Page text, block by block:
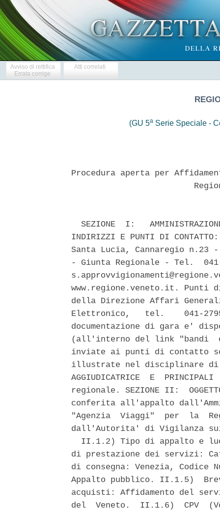
Avviso di rettifica
Errata corrige
Atti correlati
(GU 5a Serie Speciale -
Procedura aperta per
SEZIONE  I:
INDIRIZZI E PUNTI DI
Santa Lucia, Cannaregio n.23
- Giunta Regionale - Tel.
www.regione.veneto.it. Punti
della Direzione Affari
Elettronico,   tel.    041-
documentazione di gara e'
(all'interno del link "bandi
inviate ai punti di contatto
illustrate nel disciplinare di
AGGIUDICATRICE  E
regionale. SEZIONE II:
conferita all'appalto
"Agenzia  Viaggi"  per  la
dall'Autorita' di Vigilanza
II.1.2) Tipo di appalto e
di prestazione dei servizi:
di consegna: Venezia,
Appalto pubblico. II.1.5)
acquisti: Affidamento del
del  Veneto.  II.1.6)  CPV